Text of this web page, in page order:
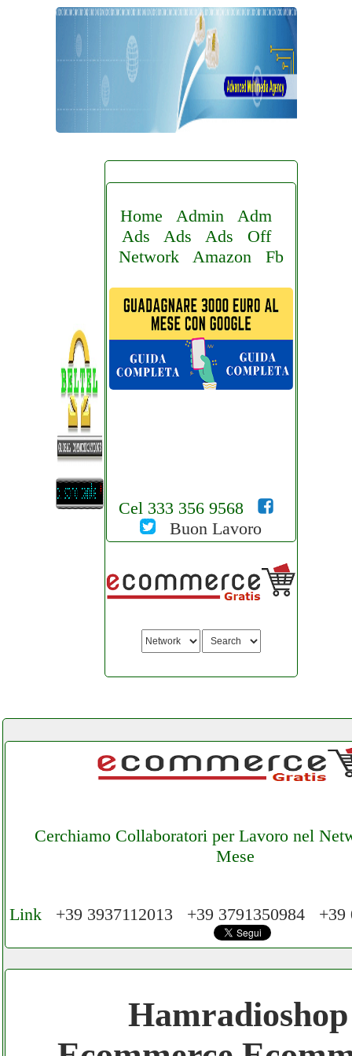
Home Admin
Adm
Ads
Ads Ads
Off
Network
Amazon Fb
Cel 333 356 9568
Buon Lavoro
Cerchiamo Collaboratori per Lavoro nel
Mese
Cerchiamo Collaboratori per Lavoro nel
€ Mese
Gratis registra il tuo Ecommerce nel
Link+39 3937112013 +39 3791350984
Hamradioshop